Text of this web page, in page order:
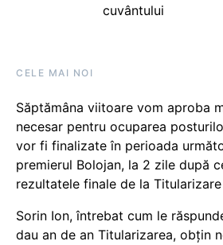
cuvântului
CELE MAI NOI
Săptămâna viitoare vom aproba
necesar pentru ocuparea
vor fi finalizate în perioada
premierul Bolojan, la 2 zile după
rezultatele finale de la
Sorin Ion, întrebat cum le
dau an de an Titularizarea, obțin